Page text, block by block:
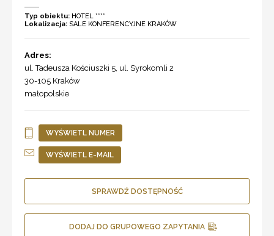
Typ obiektu: HOTEL ****
Lokalizacja: SALE KONFERENCYJNE KRAKÓW
Adres:
ul. Tadeusza Kościuszki 5, ul. Syrokomli 2
30-105 Kraków
małopolskie
WYŚWIETL NUMER
WYŚWIETL E-MAIL
SPRAWDŹ DOSTĘPNOŚĆ
DODAJ DO GRUPOWEGO ZAPYTANIA